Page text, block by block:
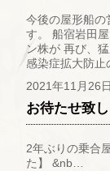
今後の屋形船の
す。 船宿岩田
ン株が 再び、
感染症拡大防止
2021年11月26日
お待たせ致
2年ぶりの乗合
た】 &nb…